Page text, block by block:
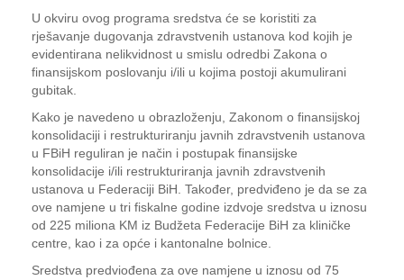
U okviru ovog programa sredstva će se koristiti za
rješavanje dugovanja zdravstvenih ustanova kod kojih je
evidentirana nelikvidnost u smislu odredbi Zakona o
finansijskom poslovanju i/ili u kojima postoji akumulirani
gubitak.
Kako je navedeno u obrazloženju, Zakonom o finansijskoj
konsolidaciji i restrukturiranju javnih zdravstvenih ustanova
u FBiH reguliran je način i postupak finansijske
konsolidacije i/ili restrukturiranja javnih zdravstvenih
ustanova u Federaciji BiH. Također, predviđeno je da se za
ove namjene u tri fiskalne godine izdvoje sredstva u iznosu
od 225 miliona KM iz Budžeta Federacije BiH za kliničke
centre, kao i za opće i kantonalne bolnice.
Sredstva predviođena za ove namjene u iznosu od 75